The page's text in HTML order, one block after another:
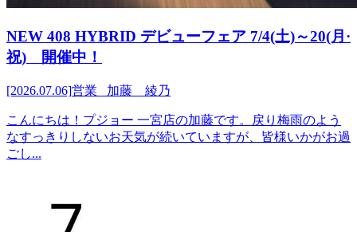
NEW 408 HYBRID デビューフェア 7/4(土)～20(月·
祝) 開催中！
[2026.07.06]営業 加藤 綾乃
こんにちは！プジョー 一宮店の加藤です。戻り梅雨のよう
なすっきりしないお天気が続いていますが、皆様いかがお過
ごし...